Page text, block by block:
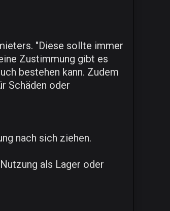
"Diese sollte immer
Zustimmung gibt es
bestehen kann. Zudem
Schäden oder
nach sich ziehen.
als Lager oder